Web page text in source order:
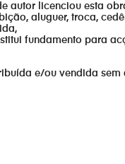
autor licenciou esta
aluguer, troca,
fundamento para
e/ou vendida